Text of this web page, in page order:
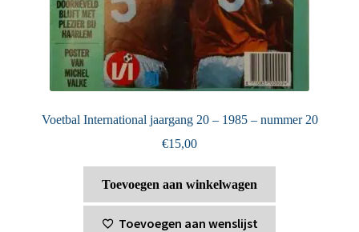
Voetbal International jaargang 20 – 1985 – nummer 20
€15,00
Toevoegen aan winkelwagen
Toevoegen aan wenslijst